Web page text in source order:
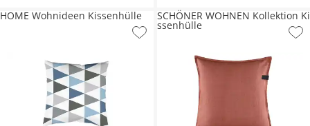
HOME Wohnideen Kissenhülle SCHÖNER WOHNEN Kollektion Ki
ssenhülle